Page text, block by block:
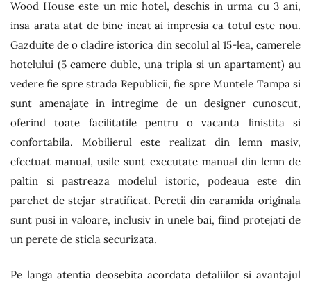
Wood House este un mic hotel, deschis in urma cu 3 ani,
insa arata atat de bine incat ai impresia ca totul este nou.
Gazduite de o cladire istorica din secolul al 15-lea, camerele
hotelului (5 camere duble, una tripla si un apartament) au
vedere fie spre strada Republicii, fie spre Muntele Tampa si
sunt amenajate in intregime de un designer cunoscut,
oferind toate facilitatile pentru o vacanta linistita si
confortabila. Mobilierul este realizat din lemn masiv,
efectuat manual, usile sunt executate manual din lemn de
paltin si pastreaza modelul istoric, podeaua este din
parchet de stejar stratificat. Peretii din caramida originala
sunt pusi in valoare, inclusiv in unele bai, fiind protejati de
un perete de sticla securizata.
Pe langa atentia deosebita acordata detaliilor si avantajul